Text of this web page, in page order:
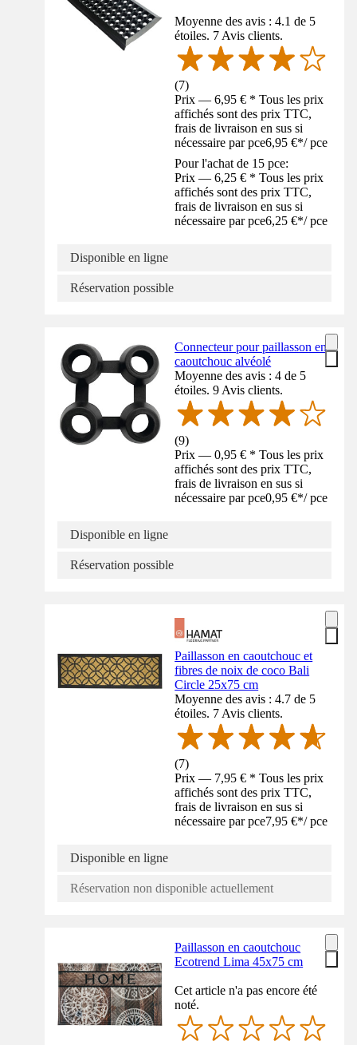
Moyenne des avis : 4.1 de 5
étoiles. 7 Avis clients.
(7)
Prix — 6,95 € * Tous les prix
affichés sont des prix TTC,
frais de livraison en sus si
nécessaire par pce6,95 €*/ pce
Pour l'achat de 15 pce:
Prix — 6,25 € * Tous les prix
affichés sont des prix TTC,
frais de livraison en sus si
nécessaire par pce6,25 €*/ pce
Disponible en ligne
Réservation possible
Connecteur pour paillasson en
caoutchouc alvéolé
Moyenne des avis : 4 de 5
étoiles. 9 Avis clients.
(9)
Prix — 0,95 € * Tous les prix
affichés sont des prix TTC,
frais de livraison en sus si
nécessaire par pce0,95 €*/ pce
Disponible en ligne
Réservation possible
Paillasson en caoutchouc et
fibres de noix de coco Bali
Circle 25x75 cm
Moyenne des avis : 4.7 de 5
étoiles. 7 Avis clients.
(7)
Prix — 7,95 € * Tous les prix
affichés sont des prix TTC,
frais de livraison en sus si
nécessaire par pce7,95 €*/ pce
Disponible en ligne
Réservation non disponible actuellement
Paillasson en caoutchouc
Ecotrend Lima 45x75 cm
Cet article n'a pas encore été
noté.